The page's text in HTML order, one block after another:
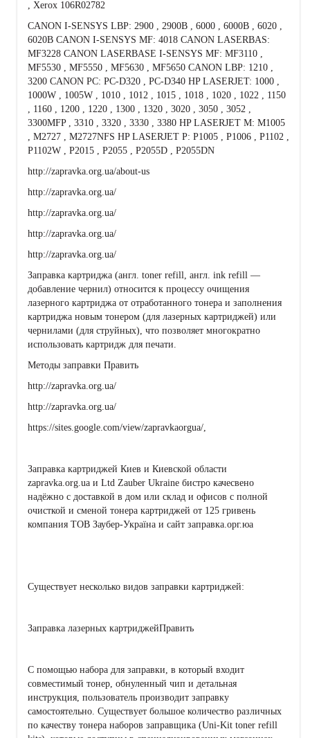
, Xerox 106R02782
CANON I-SENSYS LBP: 2900 , 2900B , 6000 , 6000B , 6020 ,
6020B CANON I-SENSYS MF: 4018 CANON LASERBAS:
MF3228 CANON LASERBASE I-SENSYS MF: MF3110 ,
MF5530 , MF5550 , MF5630 , MF5650 CANON LBP: 1210 ,
3200 CANON PC: PC-D320 , PC-D340 HP LASERJET: 1000 ,
1000W , 1005W , 1010 , 1012 , 1015 , 1018 , 1020 , 1022 , 1150
, 1160 , 1200 , 1220 , 1300 , 1320 , 3020 , 3050 , 3052 ,
3300MFP , 3310 , 3320 , 3330 , 3380 HP LASERJET M: M1005
, M2727 , M2727NFS HP LASERJET P: P1005 , P1006 , P1102 ,
P1102W , P2015 , P2055 , P2055D , P2055DN
http://zapravka.org.ua/about-us
http://zapravka.org.ua/
http://zapravka.org.ua/
http://zapravka.org.ua/
http://zapravka.org.ua/
Заправка картриджа (англ. toner refill, англ. ink refill —
добавление чернил) относится к процессу очищения
лазерного картриджа от отработанного тонера и заполнения
картриджа новым тонером (для лазерных картриджей) или
чернилами (для струйных), что позволяет многократно
использовать картридж для печати.
Методы заправки Править
http://zapravka.org.ua/
http://zapravka.org.ua/
https://sites.google.com/view/zapravkaorgua/,
Заправка картриджей Киев и Киевской области
zapravka.org.ua и Ltd Zauber Ukraine бистро качесвено
надёжно с доставкой в дом или склад и офисов с полной
очисткой и сменой тонера картриджей от 125 гривень
компания ТОВ Заубер-Україна и сайт заправка.орг.юа
Существует несколько видов заправки картриджей:
Заправка лазерных картриджейПравить
С помощью набора для заправки, в который входит
совместимый тонер, обнуленный чип и детальная
инструкция, пользователь производит заправку
самостоятельно. Существует большое количество различных
по качеству тонера наборов заправщика (Uni-Kit toner refill